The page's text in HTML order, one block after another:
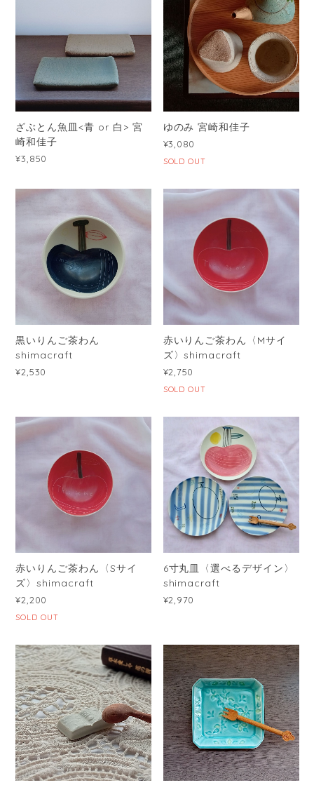
ざぶとん魚皿<青 or 白> 宮
崎和佳子
¥3,850
ゆのみ 宮崎和佳子
¥3,080
SOLD OUT
黒いりんご茶わん
shimacraft
¥2,530
赤いりんご茶わん〈Mサイ
ズ〉shimacraft
¥2,750
SOLD OUT
赤いりんご茶わん〈Sサイ
ズ〉shimacraft
¥2,200
SOLD OUT
6寸丸皿〈選べるデザイン〉
shimacraft
¥2,970